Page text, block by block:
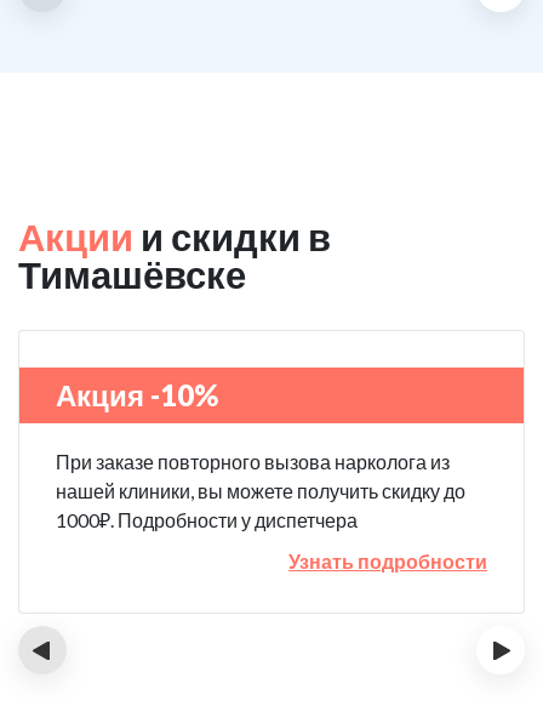
Акции и скидки в
Тимашёвске
Акция -10%
При заказе повторного вызова нарколога из
нашей клиники, вы можете получить скидку до
1000₽. Подробности у диспетчера
Узнать подробности
‹ ›